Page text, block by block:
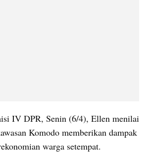
IV DPR, Senin (6/4), Ellen menilai
Komodo memberikan dampak
warga setempat.